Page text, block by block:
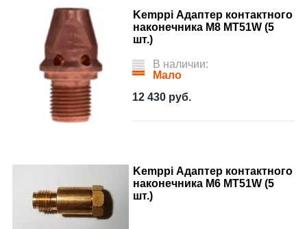
Kemppi Адаптер контактного
наконечника M8 MT51W (5
шт.)
В наличии:
Мало
12 430 руб.
Kemppi Адаптер контактного
наконечника M6 MT51W (5
шт.)